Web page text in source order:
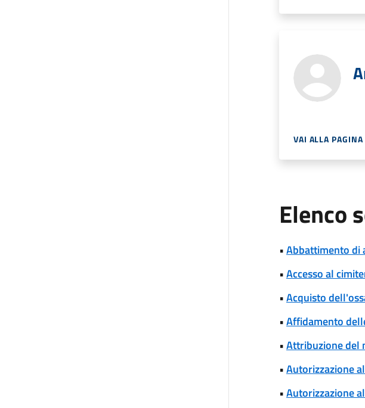
VAI ALLA PAGINA
Elenco
•Abbattimento di
•Accesso al
•Acquisto
•Affidamento
•Attribuzione del
•Autorizzazione
•Autorizzazione